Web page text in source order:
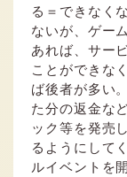
る＝できなく
ないが、ゲー
あれば、サー
ことができな
ば後者が多い
た分の返金な
ック等を発売
るようにして
ルイベントを